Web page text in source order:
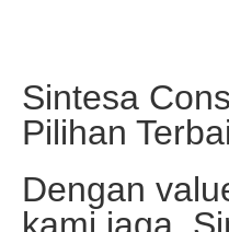
Sintesa
Pilihan
Dengan